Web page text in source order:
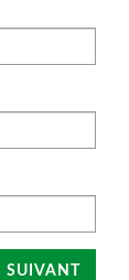
SUIVANT